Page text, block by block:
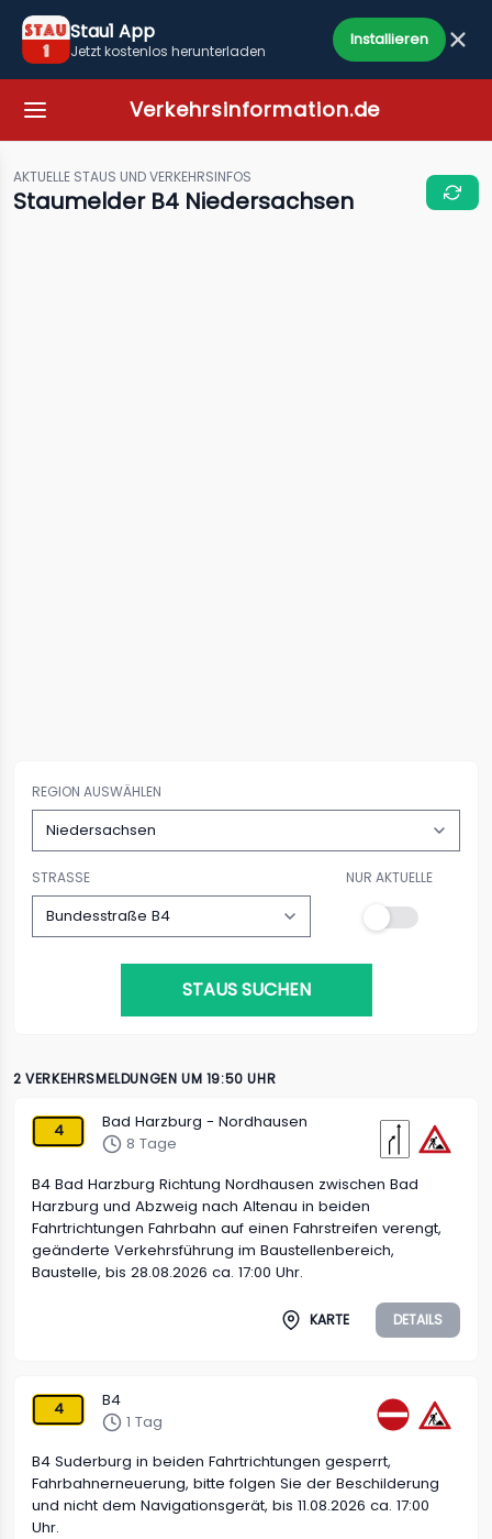
Stau1 App
Jetzt kostenlos herunterladen
Installieren
Verkehrsinformation.de
AKTUELLE STAUS UND VERKEHRSINFOS
Staumelder B4 Niedersachsen
REGION AUSWÄHLEN
STRASSE NUR AKTUELLE
STAUS SUCHEN
2 VERKEHRSMELDUNGEN UM 19:50 UHR
4
Bad Harzburg - Nordhausen
8 Tage
B4 Bad Harzburg Richtung Nordhausen zwischen Bad
Harzburg und Abzweig nach Altenau in beiden
Fahrtrichtungen Fahrbahn auf einen Fahrstreifen verengt,
geänderte Verkehrsführung im Baustellenbereich,
Baustelle, bis 28.08.2026 ca. 17:00 Uhr.
KARTE DETAILS
4
B4
1 Tag
B4 Suderburg in beiden Fahrtrichtungen gesperrt,
Fahrbahnerneuerung, bitte folgen Sie der Beschilderung
und nicht dem Navigationsgerät, bis 11.08.2026 ca. 17:00
Uhr.